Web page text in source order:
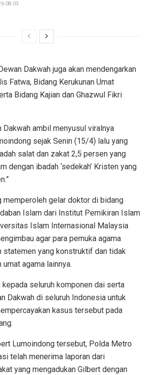
08-03
Dakwah juga akan mendengarkan
Fatwa, Bidang Kerukunan Umat
Bidang Kajian dan Ghazwul Fikri
Dakwah ambil menyusul viralnya
sejak Senin (15/4) lalu yang
salat dan zakat 2,5 persen yang
dengan ibadah ‘sedekah’ Kristen yang
memperoleh gelar doktor di bidang
Islam dari Institut Pemikiran Islam
Islam Internasional Malaysia
agar para pemuka agama
statemen yang konstruktif dan tidak
agama lainnya.
kepada seluruh komponen dai serta
Dakwah di seluruh Indonesia untuk
kasus tersebut pada
Lumoindong tersebut, Polda Metro
telah menerima laporan dari
yang mengadukan Gilbert dengan